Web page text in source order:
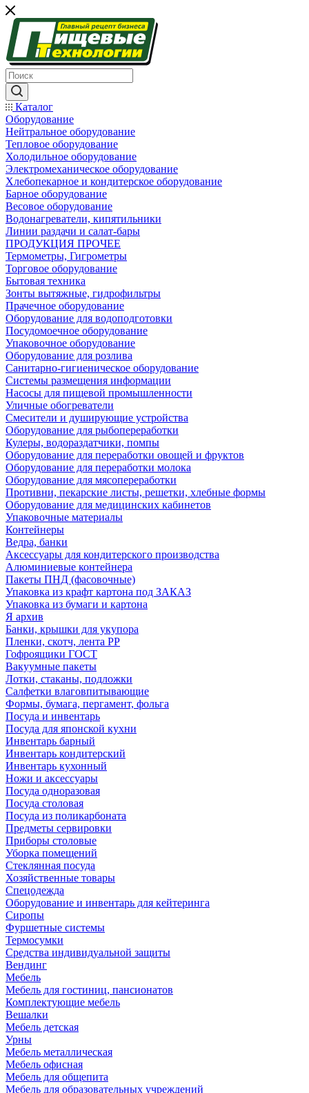
Каталог
Оборудование
Нейтральное оборудование
Тепловое оборудование
Холодильное оборудование
Электромеханическое оборудование
Хлебопекарное и кондитерское оборудование
Барное оборудование
Весовое оборудование
Водонагреватели, кипятильники
Линии раздачи и салат-бары
ПРОДУКЦИЯ ПРОЧЕЕ
Термометры, Гигрометры
Торговое оборудование
Бытовая техника
Зонты вытяжные, гидрофильтры
Прачечное оборудование
Оборудование для водоподготовки
Посудомоечное оборудование
Упаковочное оборудование
Оборудование для розлива
Санитарно-гигиеническое оборудование
Системы размещения информации
Насосы для пищевой промышленности
Уличные обогреватели
Смесители и душирующие устройства
Оборудование для рыбопереработки
Кулеры, водораздатчики, помпы
Оборудование для переработки овощей и фруктов
Оборудование для переработки молока
Оборудование для мясопереработки
Противни, пекарские листы, решетки, хлебные формы
Оборудование для медицинских кабинетов
Упаковочные материалы
Контейнеры
Ведра, банки
Аксессуары для кондитерского производства
Алюминиевые контейнера
Пакеты ПНД (фасовочные)
Упаковка из крафт картона под ЗАКАЗ
Упаковка из бумаги и картона
Я архив
Банки, крышки для укупора
Пленки, скотч, лента РР
Гофроящики ГОСТ
Вакуумные пакеты
Лотки, стаканы, подложки
Салфетки влаговпитывающие
Формы, бумага, пергамент, фольга
Посуда и инвентарь
Посуда для японской кухни
Инвентарь барный
Инвентарь кондитерский
Инвентарь кухонный
Ножи и аксессуары
Посуда одноразовая
Посуда столовая
Посуда из поликарбоната
Предметы сервировки
Приборы столовые
Уборка помещений
Стеклянная посуда
Хозяйственные товары
Спецодежда
Оборудование и инвентарь для кейтеринга
Сиропы
Фуршетные системы
Термосумки
Средства индивидуальной защиты
Вендинг
Мебель
Мебель для гостиниц, пансионатов
Комплектующие мебель
Вешалки
Мебель детская
Урны
Мебель металлическая
Мебель офисная
Мебель для общепита
Мебель для образовательных учреждений